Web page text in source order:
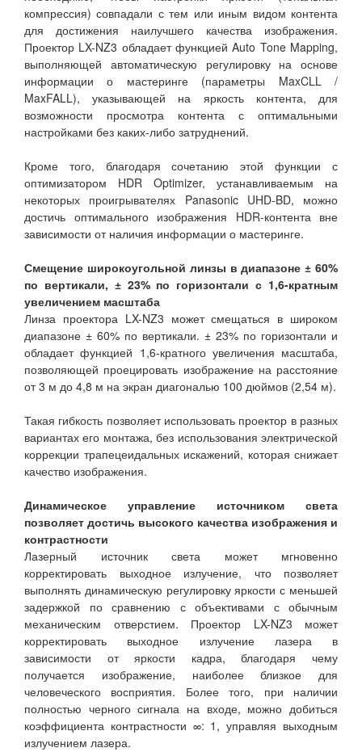
компрессия) совпадали с тем или иным видом контента
для достижения наилучшего качества изображения.
Проектор LX-NZ3 обладает функцией Auto Tone Mapping,
выполняющей автоматическую регулировку на основе
информации о мастеринге (параметры MaxCLL /
MaxFALL), указывающей на яркость контента, для
возможности просмотра контента с оптимальными
настройками без каких-либо затруднений.
Кроме того, благодаря сочетанию этой функции с
оптимизатором HDR Optimizer, устанавливаемым на
некоторых проигрывателях Panasonic UHD-BD, можно
достичь оптимального изображения HDR-контента вне
зависимости от наличия информации о мастеринге.
Смещение широкоугольной линзы в диапазоне ± 60%
по вертикали, ± 23% по горизонтали с 1,6-кратным
увеличением масштаба
Линза проектора LX-NZ3 может смещаться в широком
диапазоне ± 60% по вертикали. ± 23% по горизонтали и
обладает функцией 1,6-кратного увеличения масштаба,
позволяющей проецировать изображение на расстояние
от 3 м до 4,8 м на экран диагональю 100 дюймов (2,54 м).
Такая гибкость позволяет использовать проектор в разных
вариантах его монтажа, без использования электрической
коррекции трапецеидальных искажений, которая снижает
качество изображения.
Динамическое управление источником света
позволяет достичь высокого качества изображения и
контрастности
Лазерный источник света может мгновенно
корректировать выходное излучение, что позволяет
выполнять динамическую регулировку яркости с меньшей
задержкой по сравнению с объективами с обычным
механическим отверстием. Проектор LX-NZ3 может
корректировать выходное излучение лазера в
зависимости от яркости кадра, благодаря чему
получается изображение, наиболее близкое для
человеческого восприятия. Более того, при наличии
полностью черного сигнала на входе, можно добиться
коэффициента контрастности ∞: 1, управляя выходным
излучением лазера.